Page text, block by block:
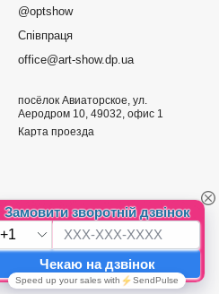
@optshow
Співпраця
office@art-show.dp.ua
посёлок Авиаторское, ул.
Аеродром 10, 49032, офис 1
Карта проезда